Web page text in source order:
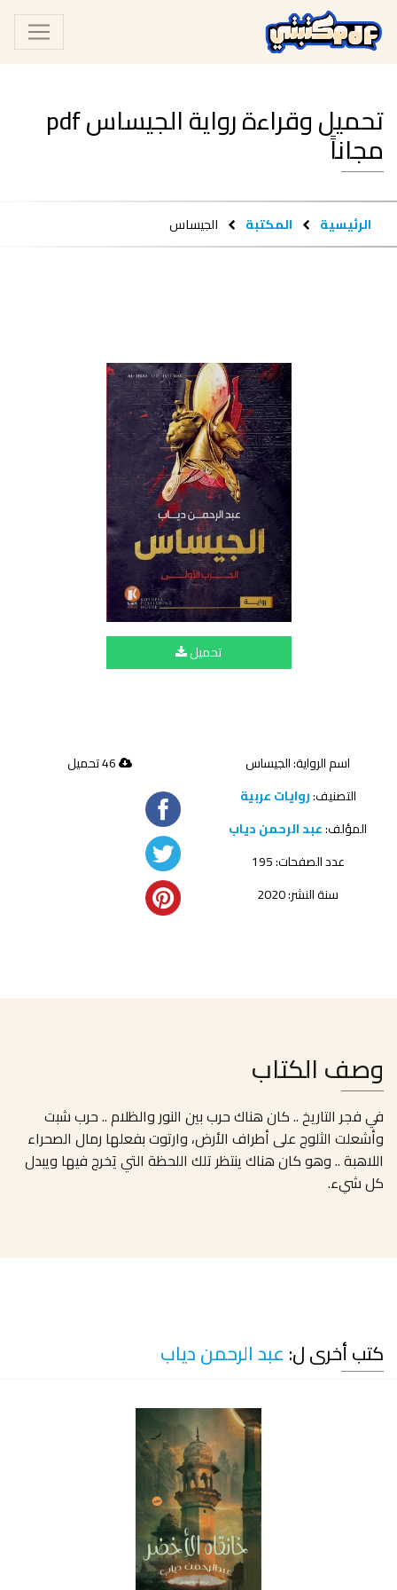
تحميل وقراءة رواية الجيساس pdf
مجاناً
الرئيسية المكتبة الجيساس
تحميل
اسم الرواية: الجيساس
التصنيف:روايات عربية
المؤلف:عبد الرحمن دياب
عدد الصفحات: 195
سنة النشر: 2020
وصف الكتاب
في فجر التاريخ .. كان هناك حرب بين النور والظلام .. حرب شبت
وأشعلت الثلوج على أطراف الأرض، وارتوت بفعلها رمال الصحراء
اللاهبة .. وهو كان هناك ينتظر تلك اللحظة التي يَخرج فيها ويبدل
كل شيء.
كتب أخرى ل: عبد الرحمن دياب